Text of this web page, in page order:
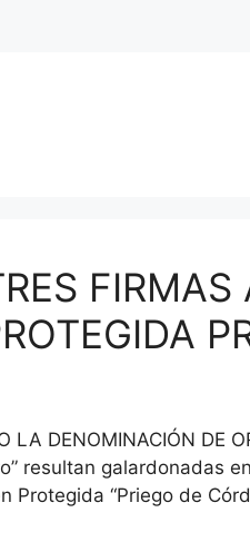
DENOMINACIÓN DE
resultan
“Priego de